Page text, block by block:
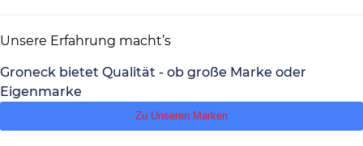
Unsere Erfahrung macht’s
Groneck bietet Qualität - ob große Marke oder
Eigenmarke
Zu Unseren Marken